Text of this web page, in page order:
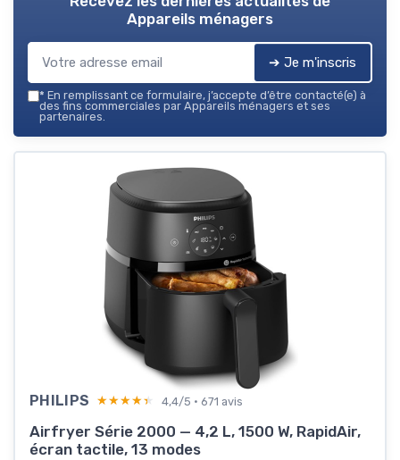
Appareils ménagers
➔ Je m'inscris
* En remplissant ce formulaire, j’accepte d’être contacté(e) à
des fins commerciales par Appareils ménagers et ses
partenaires.
PHILIPS ★★★★★
★★★★★ 4,4/5 · 671 avis
Airfryer Série 2000 — 4,2 L, 1500 W, RapidAir,
écran tactile, 13 modes